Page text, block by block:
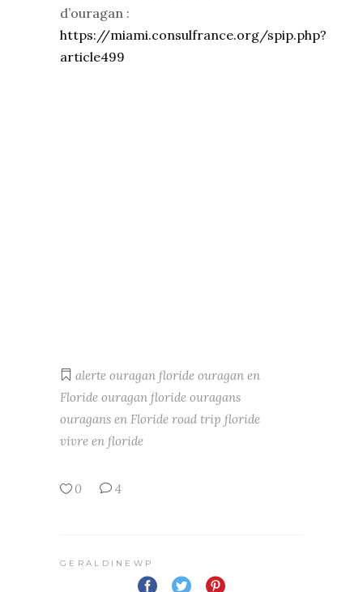
d’ouragan :
https://miami.consulfrance.org/spip.php?
article499
alerte ouragan floride ouragan en
Floride ouragan floride ouragans
ouragans en Floride road trip floride
vivre en floride
0 4
GERALDINEWP